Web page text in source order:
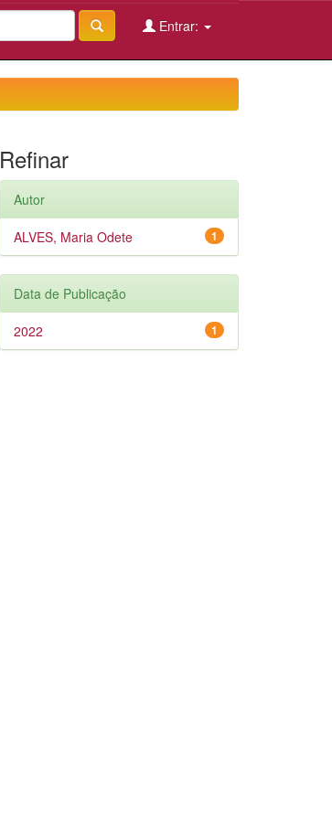
Entrar:
Refinar
Autor
1
ALVES, Maria Odete
Data de Publicação
1
2022